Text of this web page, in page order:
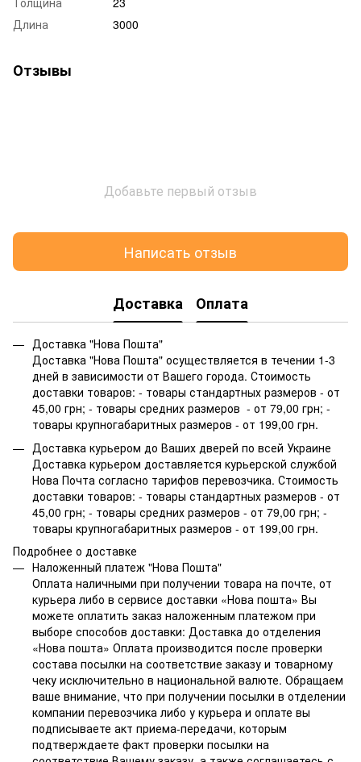
Длина
3000
Отзывы
Добавьте первый отзыв
Написать отзыв
Доставка Оплата
Доставка "Нова Пошта"
Доставка "Нова Пошта" осуществляется в течении 1-3
дней в зависимости от Вашего города. Стоимость
доставки товаров: - товары стандартных размеров - от
45,00 грн; - товары средних размеров - от 79,00 грн; -
товары крупногабаритных размеров - от 199,00 грн.
Доставка курьером до Ваших дверей по всей Украине
Доставка курьером доставляется курьерской службой
Нова Почта согласно тарифов перевозчика. Стоимость
доставки товаров: - товары стандартных размеров - от
45,00 грн; - товары средних размеров - от 79,00 грн; -
товары крупногабаритных размеров - от 199,00 грн.
Подробнее о доставке
Наложенный платеж "Нова Пошта"
Оплата наличными при получении товара на почте, от
курьера либо в сервисе доставки «Нова пошта» Вы
можете оплатить заказ наложенным платежом при
выборе способов доставки: Доставка до отделения
«Нова пошта» Оплата производится после проверки
состава посылки на соответствие заказу и товарному
чеку исключительно в национальной валюте. Обращаем
ваше внимание, что при получении посылки в отделении
компании перевозчика либо у курьера и оплате вы
подписываете акт приема-передачи, которым
подтверждаете факт проверки посылки на